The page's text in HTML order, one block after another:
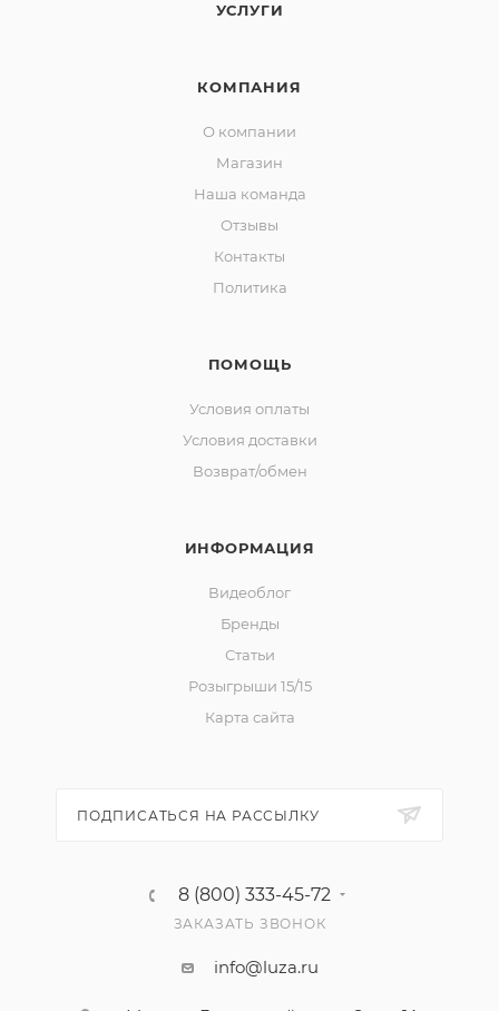
УСЛУГИ
КОМПАНИЯ
О компании
Магазин
Наша команда
Отзывы
Контакты
Политика
ПОМОЩЬ
Условия оплаты
Условия доставки
Возврат/обмен
ИНФОРМАЦИЯ
Видеоблог
Бренды
Статьи
Розыгрыши 15/15
Карта сайта
ПОДПИСАТЬСЯ НА РАССЫЛКУ
8 (800) 333-45-72
ЗАКАЗАТЬ ЗВОНОК
info@luza.ru